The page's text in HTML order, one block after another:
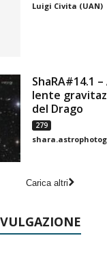
Luigi Civita (UAN)
ShaRA#14.1
lente
del Drago
279
Carica altri